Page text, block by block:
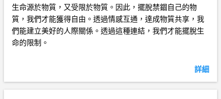
生命源於物質，又受限於物質。因此，擺脫禁錮自己的物
質，我們才能獲得自由。透過情感互通，達成物質共享，我
們能建立美好的人際關係。透過這種連結，我們才能擺脫生
命的限制。
詳細